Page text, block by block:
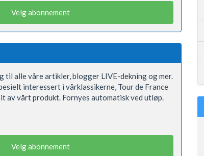
Velg abonnement
til alle våre artikler, blogger LIVE-dekning og mer.
interessert i vårklassikerne, Tour de France
av vårt produkt. Fornyes automatisk ved utløp.
Velg abonnement